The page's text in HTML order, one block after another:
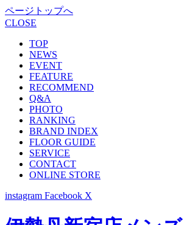
ページトップへ
CLOSE
TOP
NEWS
EVENT
FEATURE
RECOMMEND
Q&A
PHOTO
RANKING
BRAND INDEX
FLOOR GUIDE
SERVICE
CONTACT
ONLINE STORE
instagram Facebook X